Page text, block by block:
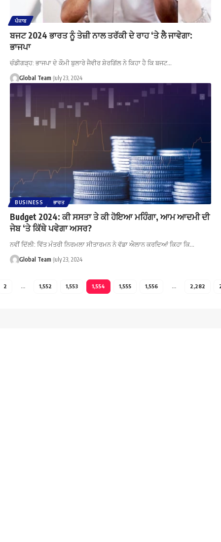
ਪੰਜਾਬ
ਬਜਟ 2024 ਭਾਰਤ ਨੂੰ ਤੇਜ਼ੀ ਨਾਲ ਤਰੱਕੀ ਦੇ ਰਾਹ ‘ਤੇ ਲੈ ਜਾਵੇਗਾ:
ਭਾਜਪਾ
ਚੰਡੀਗੜ੍ਹ: ਭਾਜਪਾ ਦੇ ਕੌਮੀ ਬੁਲਾਰੇ ਜੈਵੀਰ ਸ਼ੇਰਗਿੱਲ ਨੇ ਕਿਹਾ ਹੈ ਕਿ ਬਜਟ…
Global Team July 23, 2024
BUSINESS ਭਾਰਤ
Budget 2024: ਕੀ ਸਸਤਾ ਤੇ ਕੀ ਹੋਇਆ ਮਹਿੰਗਾ, ਆਮ ਆਦਮੀ ਦੀ
ਜੇਬ ‘ਤੇ ਕਿੱਥੇ ਪਵੇਗਾ ਅਸਰ?
ਨਵੀਂ ਦਿੱਲੀ: ਵਿੱਤ ਮੰਤਰੀ ਨਿਰਮਲਾ ਸੀਤਾਰਮਨ ਨੇ ਵੱਡਾ ਐਲਾਨ ਕਰਦਿਆਂ ਕਿਹਾ ਕਿ…
Global Team July 23, 2024
2 … 1,552 1,553 1,554 1,555 1,556 … 2,282